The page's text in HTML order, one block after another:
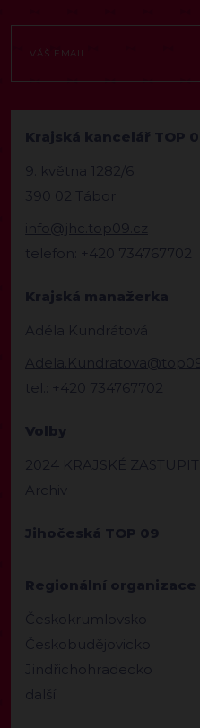
Krajská kancelář TOP
9. května 1282/6
390 02 Tábor
info@jhc.top09.cz
telefon: +420 734767702
Krajská manažerka
Adéla Kundrátová
tel.: +420 734767702
Volby
2024 KRAJSKÉ
Archiv
Jihočeská TOP 09
Regionální organizace
Českokrumlovsko
Českobudějovicko
Jindřichohradecko
další